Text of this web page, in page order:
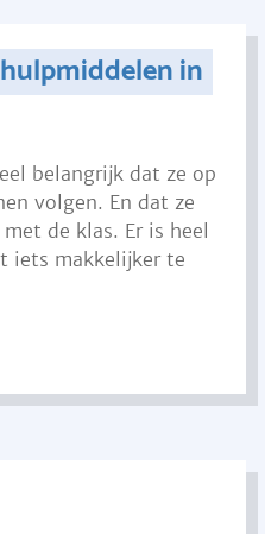
in
belangrijk dat ze op
volgen. En dat ze
de klas. Er is heel
iets makkelijker te